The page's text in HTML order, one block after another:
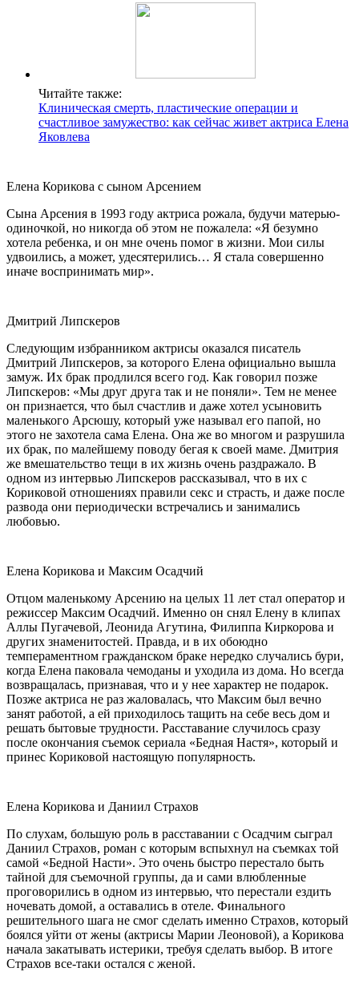
Читайте также:
Клиническая смерть, пластические операции и
счастливое замужество: как сейчас живет актриса Елена
Яковлева
Елена Корикова с сыном Арсением
Сына Арсения в 1993 году актриса рожала, будучи матерью-
одиночкой, но никогда об этом не пожалела: «Я безумно
хотела ребенка, и он мне очень помог в жизни. Мои силы
удвоились, а может, удесятерились… Я стала совершенно
иначе воспринимать мир».
Дмитрий Липскеров
Следующим избранником актрисы оказался писатель
Дмитрий Липскеров, за которого Елена официально вышла
замуж. Их брак продлился всего год. Как говорил позже
Липскеров: «Мы друг друга так и не поняли». Тем не менее
он признается, что был счастлив и даже хотел усыновить
маленького Арсюшу, который уже называл его папой, но
этого не захотела сама Елена. Она же во многом и разрушила
их брак, по малейшему поводу бегая к своей маме. Дмитрия
же вмешательство тещи в их жизнь очень раздражало. В
одном из интервью Липскеров рассказывал, что в их с
Кориковой отношениях правили секс и страсть, и даже после
развода они периодически встречались и занимались
любовью.
Елена Корикова и Максим Осадчий
Отцом маленькому Арсению на целых 11 лет стал оператор и
режиссер Максим Осадчий. Именно он снял Елену в клипах
Аллы Пугачевой, Леонида Агутина, Филиппа Киркорова и
других знаменитостей. Правда, и в их обоюдно
темпераментном гражданском браке нередко случались бури,
когда Елена паковала чемоданы и уходила из дома. Но всегда
возвращалась, признавая, что и у нее характер не подарок.
Позже актриса не раз жаловалась, что Максим был вечно
занят работой, а ей приходилось тащить на себе весь дом и
решать бытовые трудности. Расставание случилось сразу
после окончания съемок сериала «Бедная Настя», который и
принес Кориковой настоящую популярность.
Елена Корикова и Даниил Страхов
По слухам, большую роль в расставании с Осадчим сыграл
Даниил Страхов, роман с которым вспыхнул на съемках той
самой «Бедной Насти». Это очень быстро перестало быть
тайной для съемочной группы, да и сами влюбленные
проговорились в одном из интервью, что перестали ездить
ночевать домой, а оставались в отеле. Финального
решительного шага не смог сделать именно Страхов, который
боялся уйти от жены (актрисы Марии Леоновой), а Корикова
начала закатывать истерики, требуя сделать выбор. В итоге
Страхов все-таки остался с женой.